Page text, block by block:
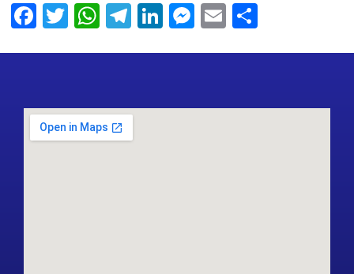
Facebook
Twitter
WhatsApp
Telegram
LinkedIn
Messenger
Email